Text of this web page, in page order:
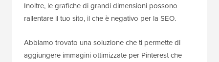
Inoltre, le grafiche di grandi dimensioni possono
rallentare il tuo sito, il che è negativo per la SEO.
Abbiamo trovato una soluzione che ti permette di
aggiungere immagini ottimizzate per Pinterest che